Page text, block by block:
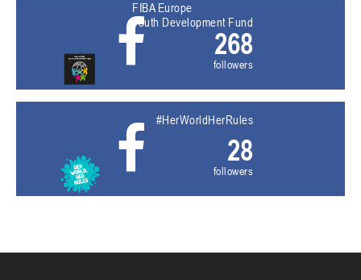
FIBA Europe
Youth Development Fund
268
followers
#HerWorldHerRules
28
followers